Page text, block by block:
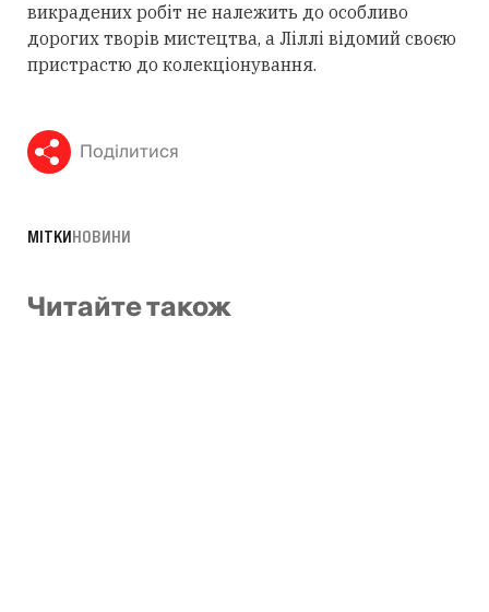
викрадених робіт не належить до особливо
дорогих творів мистецтва, а Ліллі відомий своєю
пристрастю до колекціонування.
Поділитися
МІТКИНОВИНИ
Читайте також